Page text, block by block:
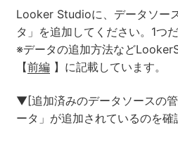
Looker Studioに、データソー
タ」を追加してください。1つだ
※データの追加方法など
【前編】に記載しています。
▼[追加済みのデータソースの
ータ」が追加されているのを確